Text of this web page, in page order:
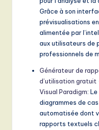
Grâce à son
prévisualisations
alimentée par
aux utilisateurs de
professionnels de
Générateur de
d’utilisation gratuit
Visual Paradigm:
diagrammes de
automatisée dont
rapports textuels